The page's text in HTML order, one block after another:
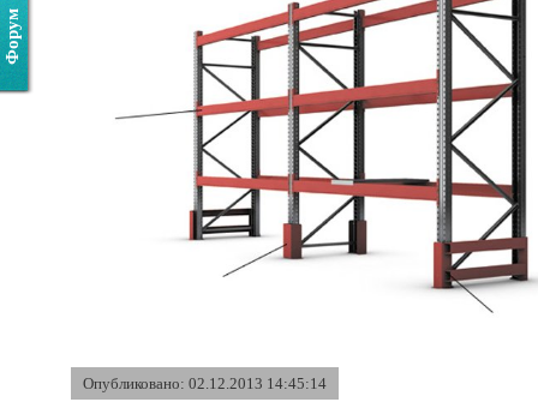
Форум
Опубликовано: 02.12.2013 14:45:14